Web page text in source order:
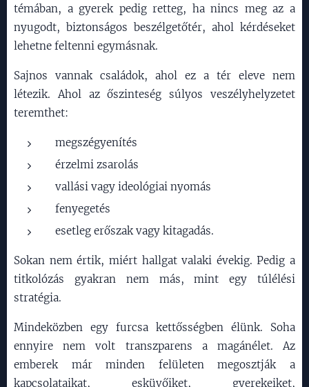
témában, a gyerek pedig retteg, ha nincs meg az a
nyugodt, biztonságos beszélgetőtér, ahol kérdéseket
lehetne feltenni egymásnak.
Sajnos vannak családok, ahol ez a tér eleve nem
létezik. Ahol az őszinteség súlyos veszélyhelyzetet
teremthet:
megszégyenítés
érzelmi zsarolás
vallási vagy ideológiai nyomás
fenyegetés
esetleg erőszak vagy kitagadás.
Sokan nem értik, miért hallgat valaki évekig. Pedig a
titkolózás gyakran nem más, mint egy túlélési
stratégia.
Mindeközben egy furcsa kettősségben élünk. Soha
ennyire nem volt transzparens a magánélet. Az
emberek már minden felületen megosztják a
kapcsolataikat, esküvőiket, gyerekeiket,